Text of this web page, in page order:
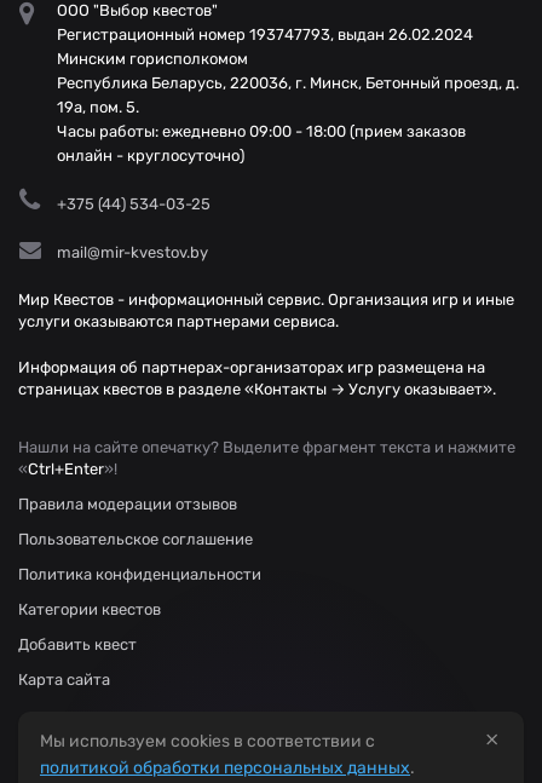
ООО "Выбор квестов"
Регистрационный номер 193747793, выдан 26.02.2024
Минским горисполкомом
Республика Беларусь, 220036, г. Минск, Бетонный проезд, д.
19а, пом. 5.
Часы работы: ежедневно 09:00 - 18:00 (прием заказов
онлайн - круглосуточно)
+375 (44) 534-03-25
mail@mir-kvestov.by
Мир Квестов - информационный сервис. Организация игр и иные
услуги оказываются партнерами сервиса.
Информация об партнерах-организаторах игр размещена на
страницах квестов в разделе «Контакты → Услугу оказывает».
Нашли на сайте опечатку? Выделите фрагмент текста и нажмите
«Ctrl+Enter»!
Правила модерации отзывов
Пользовательское соглашение
Политика конфиденциальности
Категории квестов
Добавить квест
Карта сайта
×
Мы используем cookies в соответствии с
политикой обработки персональных данных.